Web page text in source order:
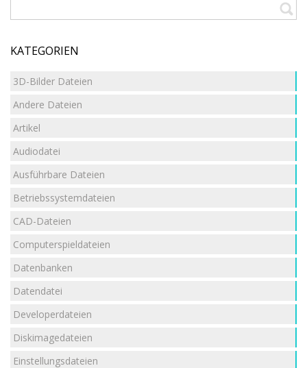
KATEGORIEN
3D-Bilder Dateien
Andere Dateien
Artikel
Audiodatei
Ausführbare Dateien
Betriebssystemdateien
CAD-Dateien
Computerspieldateien
Datenbanken
Datendatei
Developerdateien
Diskimagedateien
Einstellungsdateien